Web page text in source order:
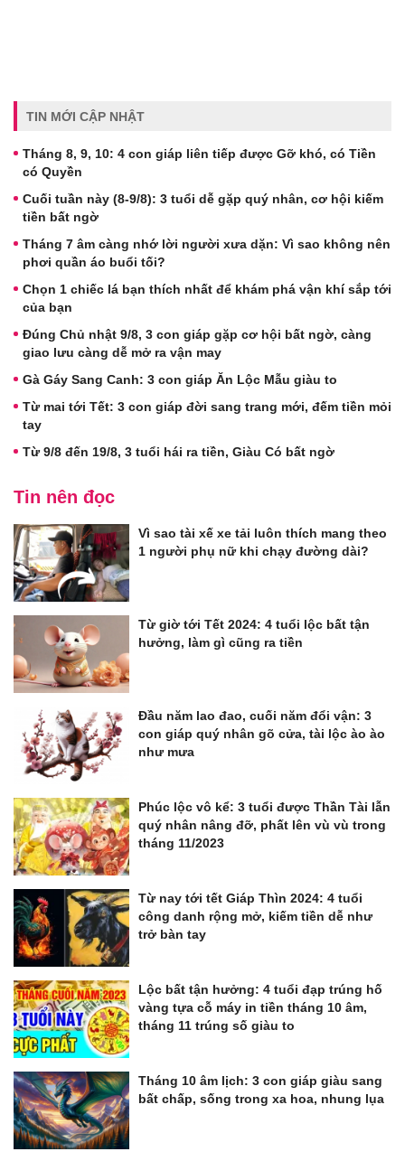
TIN MỚI CẬP NHẬT
Tháng 8, 9, 10: 4 con giáp liên tiếp được Gỡ khó, có Tiền
có Quyền
Cuối tuần này (8-9/8): 3 tuổi dễ gặp quý nhân, cơ hội kiếm
tiền bất ngờ
Tháng 7 âm càng nhớ lời người xưa dặn: Vì sao không nên
phơi quần áo buổi tối?
Chọn 1 chiếc lá bạn thích nhất để khám phá vận khí sắp tới
của bạn
Đúng Chủ nhật 9/8, 3 con giáp gặp cơ hội bất ngờ, càng
giao lưu càng dễ mở ra vận may
Gà Gáy Sang Canh: 3 con giáp Ăn Lộc Mẫu giàu to
Từ mai tới Tết: 3 con giáp đời sang trang mới, đếm tiền mỏi
tay
Từ 9/8 đến 19/8, 3 tuổi hái ra tiền, Giàu Có bất ngờ
Tin nên đọc
Vì sao tài xế xe tải luôn thích mang theo
1 người phụ nữ khi chạy đường dài?
Từ giờ tới Tết 2024: 4 tuổi lộc bất tận
hưởng, làm gì cũng ra tiền
Đầu năm lao đao, cuối năm đổi vận: 3
con giáp quý nhân gõ cửa, tài lộc ào ào
như mưa
Phúc lộc vô kể: 3 tuổi được Thần Tài lẫn
quý nhân nâng đỡ, phất lên vù vù trong
tháng 11/2023
Từ nay tới tết Giáp Thìn 2024: 4 tuổi
công danh rộng mở, kiếm tiền dễ như
trở bàn tay
Lộc bất tận hưởng: 4 tuổi đạp trúng hố
vàng tựa cỗ máy in tiền tháng 10 âm,
tháng 11 trúng số giàu to
Tháng 10 âm lịch: 3 con giáp giàu sang
bất chấp, sống trong xa hoa, nhung lụa